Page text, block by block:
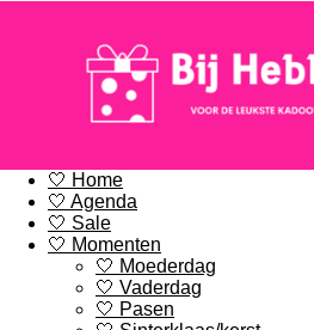
🤍 Home
🤍 Agenda
🤍 Sale
🤍 Momenten
🤍 Moederdag
🤍 Vaderdag
🤍 Pasen